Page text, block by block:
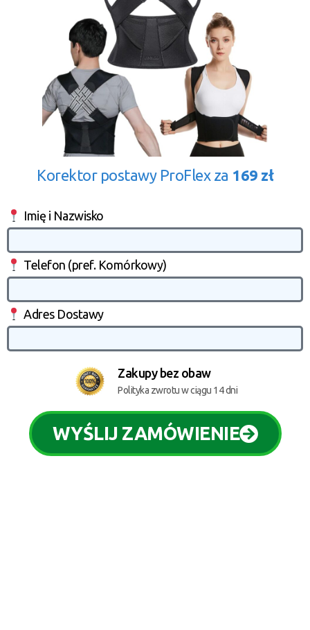
Korektor postawy ProFlex za 169 zł
Imię i Nazwisko
Telefon (pref. Komórkowy)
Adres Dostawy
Zakupy bez obaw
Polityka zwrotu w ciągu 14 dni
WYŚLIJ ZAMÓWIENIE